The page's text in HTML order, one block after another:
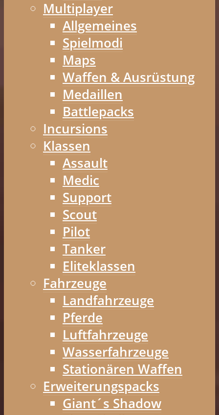
Multiplayer
Allgemeines
Spielmodi
Maps
Waffen & Ausrüstung
Medaillen
Battlepacks
Incursions
Klassen
Assault
Medic
Support
Scout
Pilot
Tanker
Eliteklassen
Fahrzeuge
Landfahrzeuge
Pferde
Luftfahrzeuge
Wasserfahrzeuge
Stationären Waffen
Erweiterungspacks
Giant´s Shadow